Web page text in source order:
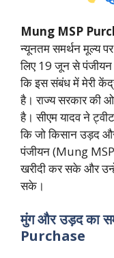
Mung MSP
न्यूनतम समर्थन मूल्य
लिए 19 जून से पंजीयन
कि इस संबंध में मेरी
है। राज्य सरकार की
है। सीएम यादव ने
कि जो किसान उड़द
पंजीयन (Mung
खरीदी कर सके और
सके।
मुंग और उड़द का
Purchase